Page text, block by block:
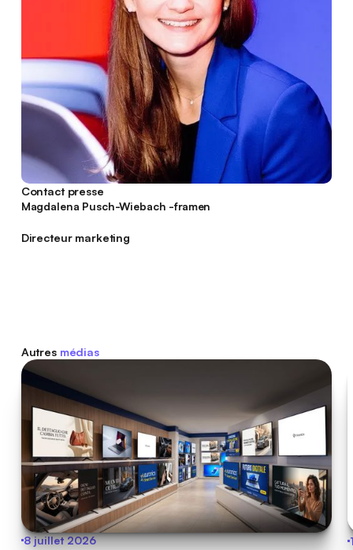
Contact presse
Magdalena Pusch-Wiebach -framen
Directeur marketing
Autres médias
8 juillet 2026